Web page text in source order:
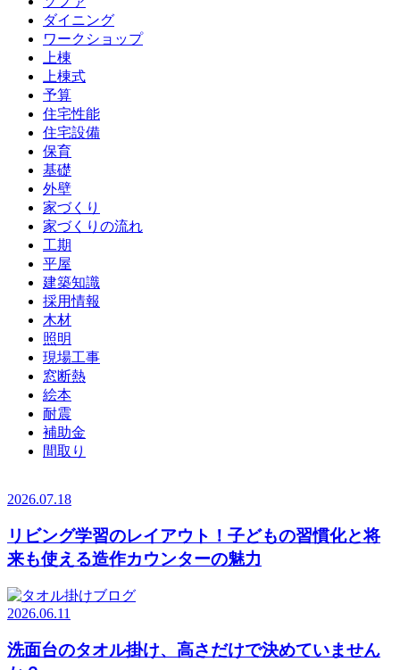
ダイニング
ワークショップ
上棟
上棟式
予算
住宅性能
住宅設備
保育
基礎
外壁
家づくり
家づくりの流れ
工期
平屋
建築知識
採用情報
木材
照明
現場工事
窓断熱
絵本
耐震
補助金
間取り
2026.07.18
リビング学習のレイアウト！子どもの習慣化と将
来も使える造作カウンターの魅力
2026.06.11
洗面台のタオル掛け、高さだけで決めていません